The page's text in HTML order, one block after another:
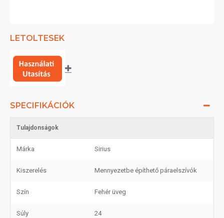
LETOLTESEK
SPECIFIKÁCIÓK
Tulajdonságok
Márka Sirius
Kiszerelés Mennyezetbe építhető páraelszívók
Szín Fehér üveg
Súly 24